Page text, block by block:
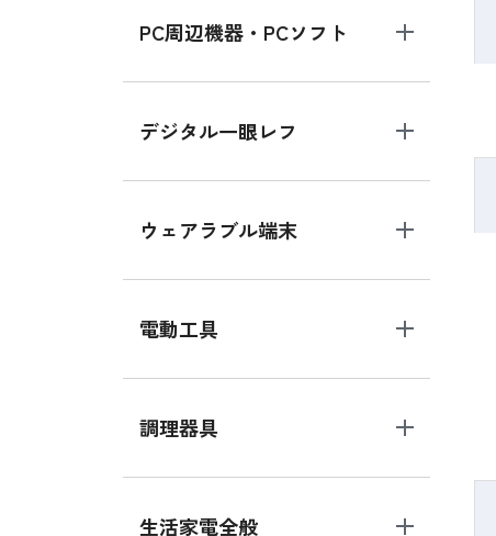
PC周辺機器・PCソフト
デジタル一眼レフ
ウェアラブル端末
電動工具
調理器具
生活家電全般